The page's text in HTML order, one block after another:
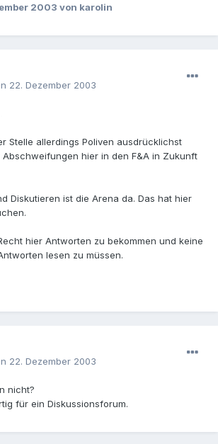
2003 von karolin
22. Dezember 2003
Stelle allerdings Poliven ausdrücklichst
hier in den F&A in Zukunft
Diskutieren ist die Arena da. Das hat hier
hier Antworten zu bekommen und keine
lesen zu müssen.
22. Dezember 2003
nicht?
für ein Diskussionsforum.